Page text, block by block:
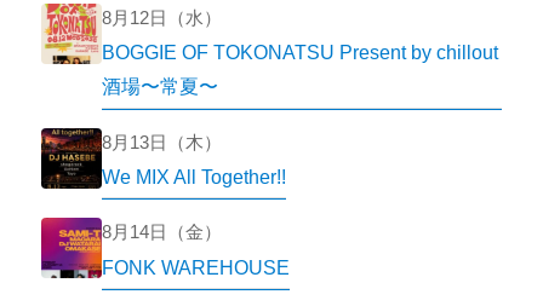
8月12日（水）
BOGGIE OF TOKONATSU Present by chillout
酒場〜常夏〜
8月13日（木）
We MIX All Together!!
8月14日（金）
FONK WAREHOUSE